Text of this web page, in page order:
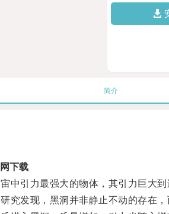
简介
下载
引力最强大的物体，其引力巨大到
发现，黑洞并非静止不动的存在，